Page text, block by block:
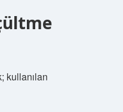
kullanılan